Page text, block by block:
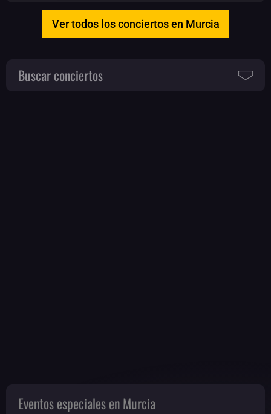
Ver todos los conciertos en Murcia
Buscar conciertos
Eventos especiales en Murcia